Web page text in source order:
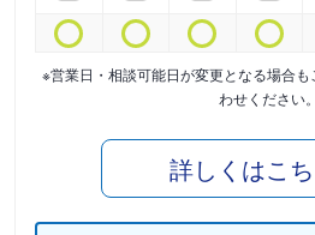
※営業日・相談可能日が変更となる場合
わせください。
詳しくはこ